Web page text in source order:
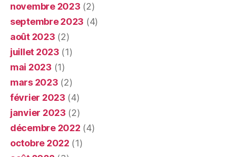
novembre 2023 (2)
septembre 2023 (4)
août 2023 (2)
juillet 2023 (1)
mai 2023 (1)
mars 2023 (2)
février 2023 (4)
janvier 2023 (2)
décembre 2022 (4)
octobre 2022 (1)